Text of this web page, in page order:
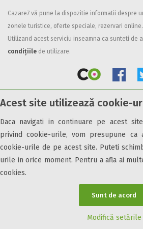
Acest site utilizează cookie-
Daca navigati in continuare pe acest
privind cookie-urile, vom presupune ca
cookie-urile de pe acest site. Puteti
urile in orice moment. Pentru a afla ai
cookies.
Sunt de acord
Modifică setările
Facilități
Internet wireless
Parcare
All inclusive
Pensiune completa
Demipensiune
Mic dejun
Accepta animale
Accepta voucher vacanta
Acces persoane cu dizabilități
Cazare7 vă pune la dispozitie informatii despre
zonele turistice, oferte speciale, rezervari online.
Utilizand acest serviciu inseamna ca sunteti de
condițiile de utilizare.
Obiective turistice Informații utile